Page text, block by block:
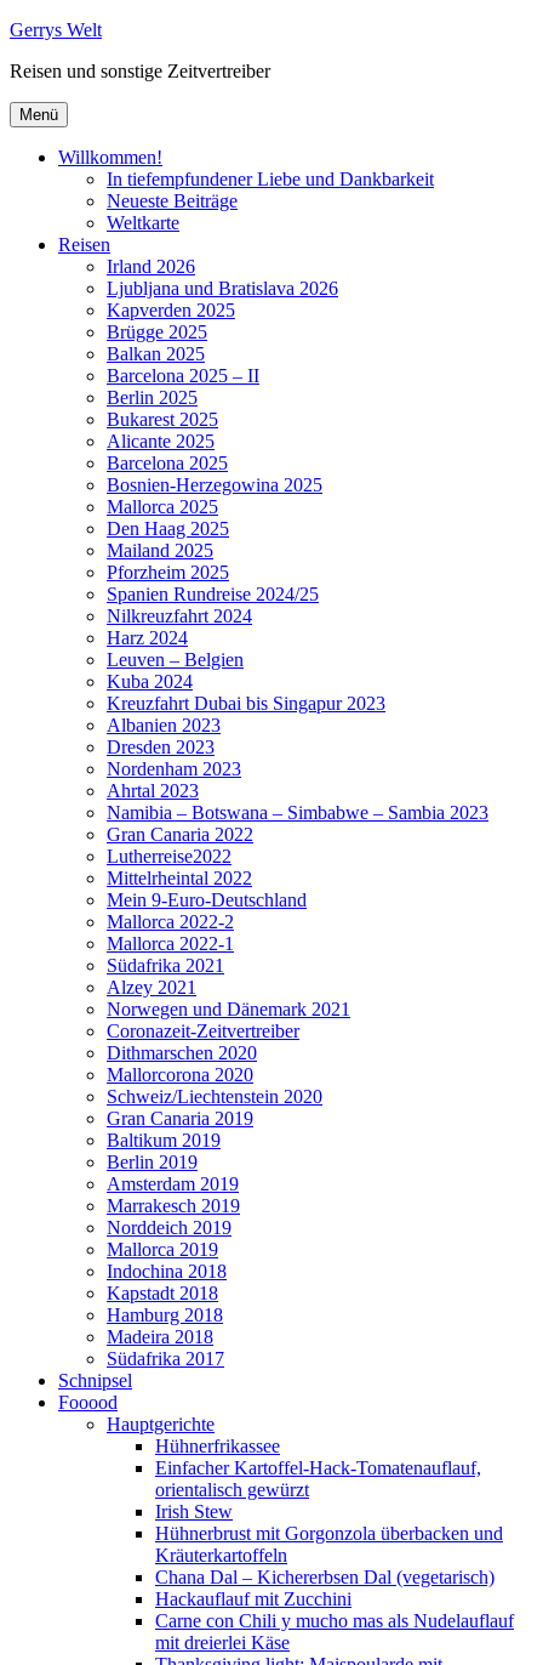
Zum
springen
Gerrys Welt
Reisen und sonstige Zeitvertreiber
Menü
Willkommen!
In tiefempfundener Liebe und Dankbarkeit
Neueste Beiträge
Weltkarte
Reisen
Irland 2026
Ljubljana und Bratislava 2026
Kapverden 2025
Brügge 2025
Balkan 2025
Barcelona 2025 – II
Berlin 2025
Bukarest 2025
Alicante 2025
Barcelona 2025
Bosnien-Herzegowina 2025
Mallorca 2025
Den Haag 2025
Mailand 2025
Pforzheim 2025
Spanien Rundreise 2024/25
Nilkreuzfahrt 2024
Harz 2024
Leuven – Belgien
Kuba 2024
Kreuzfahrt Dubai bis Singapur 2023
Albanien 2023
Dresden 2023
Nordenham 2023
Ahrtal 2023
Namibia – Botswana – Simbabwe – Sambia 2023
Gran Canaria 2022
Lutherreise2022
Mittelrheintal 2022
Mein 9-Euro-Deutschland
Mallorca 2022-2
Mallorca 2022-1
Südafrika 2021
Alzey 2021
Norwegen und Dänemark 2021
Coronazeit-Zeitvertreiber
Dithmarschen 2020
Mallorcorona 2020
Schweiz/Liechtenstein 2020
Gran Canaria 2019
Baltikum 2019
Berlin 2019
Amsterdam 2019
Marrakesch 2019
Norddeich 2019
Mallorca 2019
Indochina 2018
Kapstadt 2018
Hamburg 2018
Madeira 2018
Südafrika 2017
Schnipsel
Fooood
Hauptgerichte
Hühnerfrikassee
Einfacher Kartoffel-Hack-Tomatenauflauf,
orientalisch gewürzt
Irish Stew
Hühnerbrust mit Gorgonzola überbacken und
Kräuterkartoffeln
Chana Dal – Kichererbsen Dal (vegetarisch)
Hackauflauf mit Zucchini
Carne con Chili y mucho mas als Nudelauflauf
mit dreierlei Käse